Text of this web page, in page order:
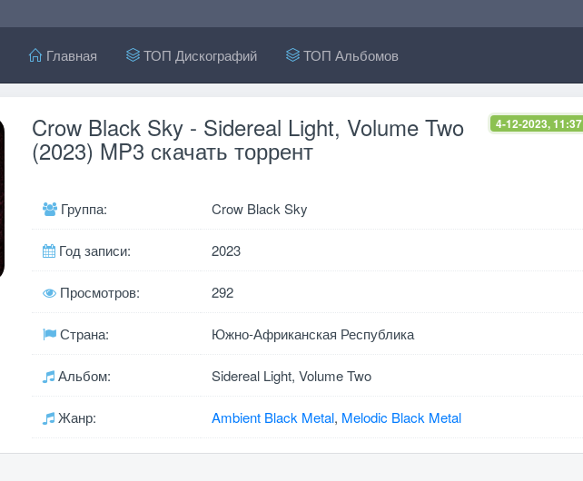
Главная ТОП Дискографий ТОП Альбомов
4-12-2023, 11:37
Crow Black Sky - Sidereal Light, Volume Two
(2023) MP3 скачать торрент
Группа: Crow Black Sky
Год записи: 2023
Просмотров: 292
Страна: Южно-Африканская Республика
Альбом: Sidereal Light, Volume Two
Жанр: Ambient Black Metal, Melodic Black Metal